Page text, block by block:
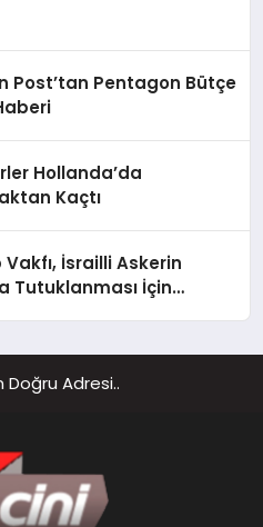
Post’tan Pentagon Bütçe
Hollanda’da
Kaçtı
İsrailli Askerin
Tutuklanması İçin
Doğru Adresi..